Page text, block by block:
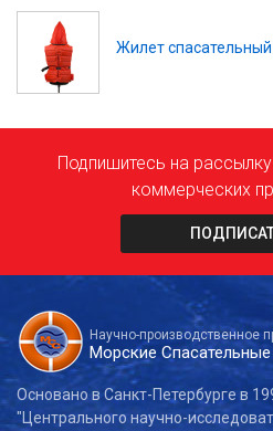
Жилет
Подпишитесь на
коммерческих
Научно-производственное
Морские
Основано в Санкт-Петербурге в
"Центрального научно-